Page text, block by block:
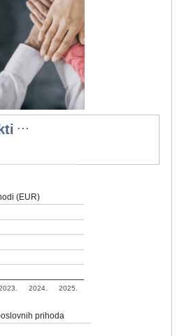
...
(EUR)
2024. 2025.
prihoda